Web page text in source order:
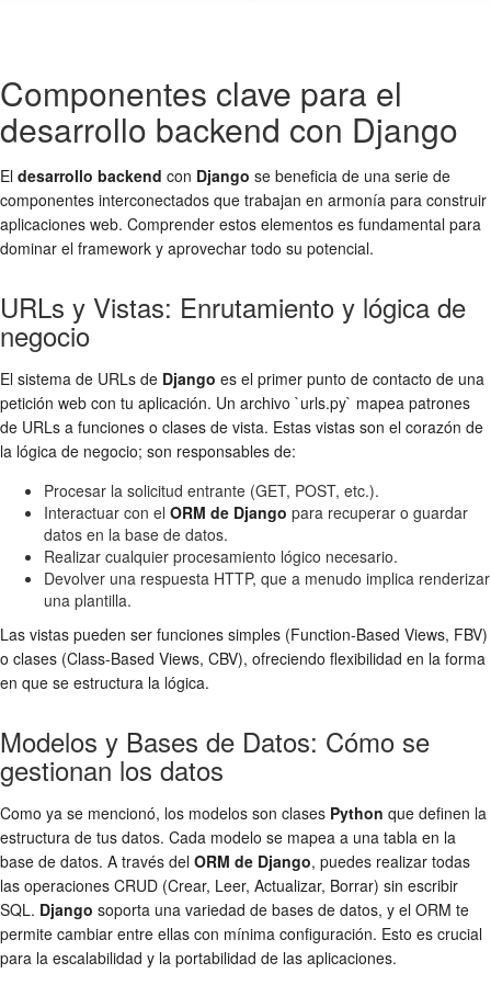
Componentes clave para el
desarrollo backend con Django
El desarrollo backend con Django se beneficia de una serie de
componentes interconectados que trabajan en armonía para construir
aplicaciones web. Comprender estos elementos es fundamental para
dominar el framework y aprovechar todo su potencial.
URLs y Vistas: Enrutamiento y lógica de
negocio
El sistema de URLs de Django es el primer punto de contacto de una
petición web con tu aplicación. Un archivo `urls.py` mapea patrones
de URLs a funciones o clases de vista. Estas vistas son el corazón de
la lógica de negocio; son responsables de:
Procesar la solicitud entrante (GET, POST, etc.).
Interactuar con el ORM de Django para recuperar o guardar
datos en la base de datos.
Realizar cualquier procesamiento lógico necesario.
Devolver una respuesta HTTP, que a menudo implica renderizar
una plantilla.
Las vistas pueden ser funciones simples (Function-Based Views, FBV)
o clases (Class-Based Views, CBV), ofreciendo flexibilidad en la forma
en que se estructura la lógica.
Modelos y Bases de Datos: Cómo se
gestionan los datos
Como ya se mencionó, los modelos son clases Python que definen la
estructura de tus datos. Cada modelo se mapea a una tabla en la
base de datos. A través del ORM de Django, puedes realizar todas
las operaciones CRUD (Crear, Leer, Actualizar, Borrar) sin escribir
SQL. Django soporta una variedad de bases de datos, y el ORM te
permite cambiar entre ellas con mínima configuración. Esto es crucial
para la escalabilidad y la portabilidad de las aplicaciones.